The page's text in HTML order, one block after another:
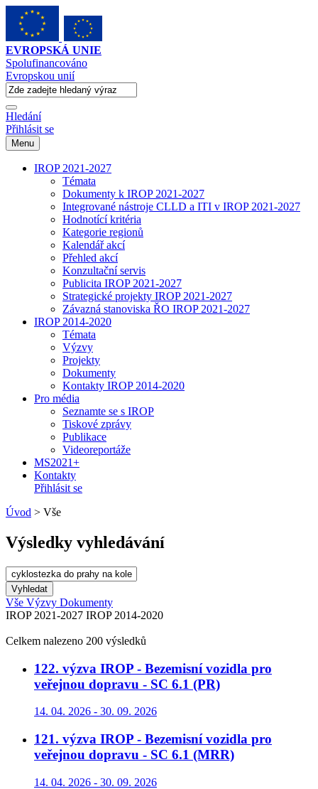
EVROPSKÁ UNIE
Spolufinancováno
Evropskou unií
Hledání
Přihlásit se
Menu
IROP 2021-2027
Témata
Dokumenty k IROP 2021-2027
Integrované nástroje CLLD a ITI v IROP 2021-2027
Hodnotící kritéria
Kategorie regionů
Kalendář akcí
Přehled akcí
Konzultační servis
Publicita IROP 2021-2027
Strategické projekty IROP 2021-2027
Závazná stanoviska ŘO IROP 2021-2027
IROP 2014-2020
Témata
Výzvy
Projekty
Dokumenty
Kontakty IROP 2014-2020
Pro média
Seznamte se s IROP
Tiskové zprávy
Publikace
Videoreportáže
MS2021+
Kontakty
Přihlásit se
Úvod > Vše
Výsledky vyhledávání
Vše Výzvy Dokumenty
IROP 2021-2027 IROP 2014-2020
Celkem nalezeno 200 výsledků
122. výzva IROP - Bezemisní vozidla pro
veřejnou dopravu - SC 6.1 (PR)
14. 04. 2026 - 30. 09. 2026
121. výzva IROP - Bezemisní vozidla pro
veřejnou dopravu - SC 6.1 (MRR)
14. 04. 2026 - 30. 09. 2026